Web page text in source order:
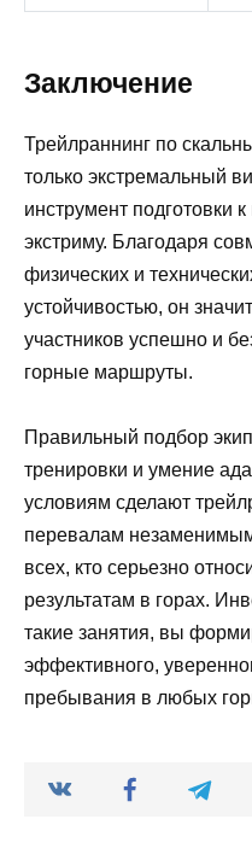
Заключение
Трейлраннинг по
только экстремальный
инструмент подготовки
экстриму. Благодаря
физических и
устойчивостью, он
участников успешно и
горные маршруты.
Правильный подбор
тренировки и умение
условиям сделают
перевалам
всех, кто серьезно
результатам в горах.
такие занятия, вы
эффективного,
пребывания в любых